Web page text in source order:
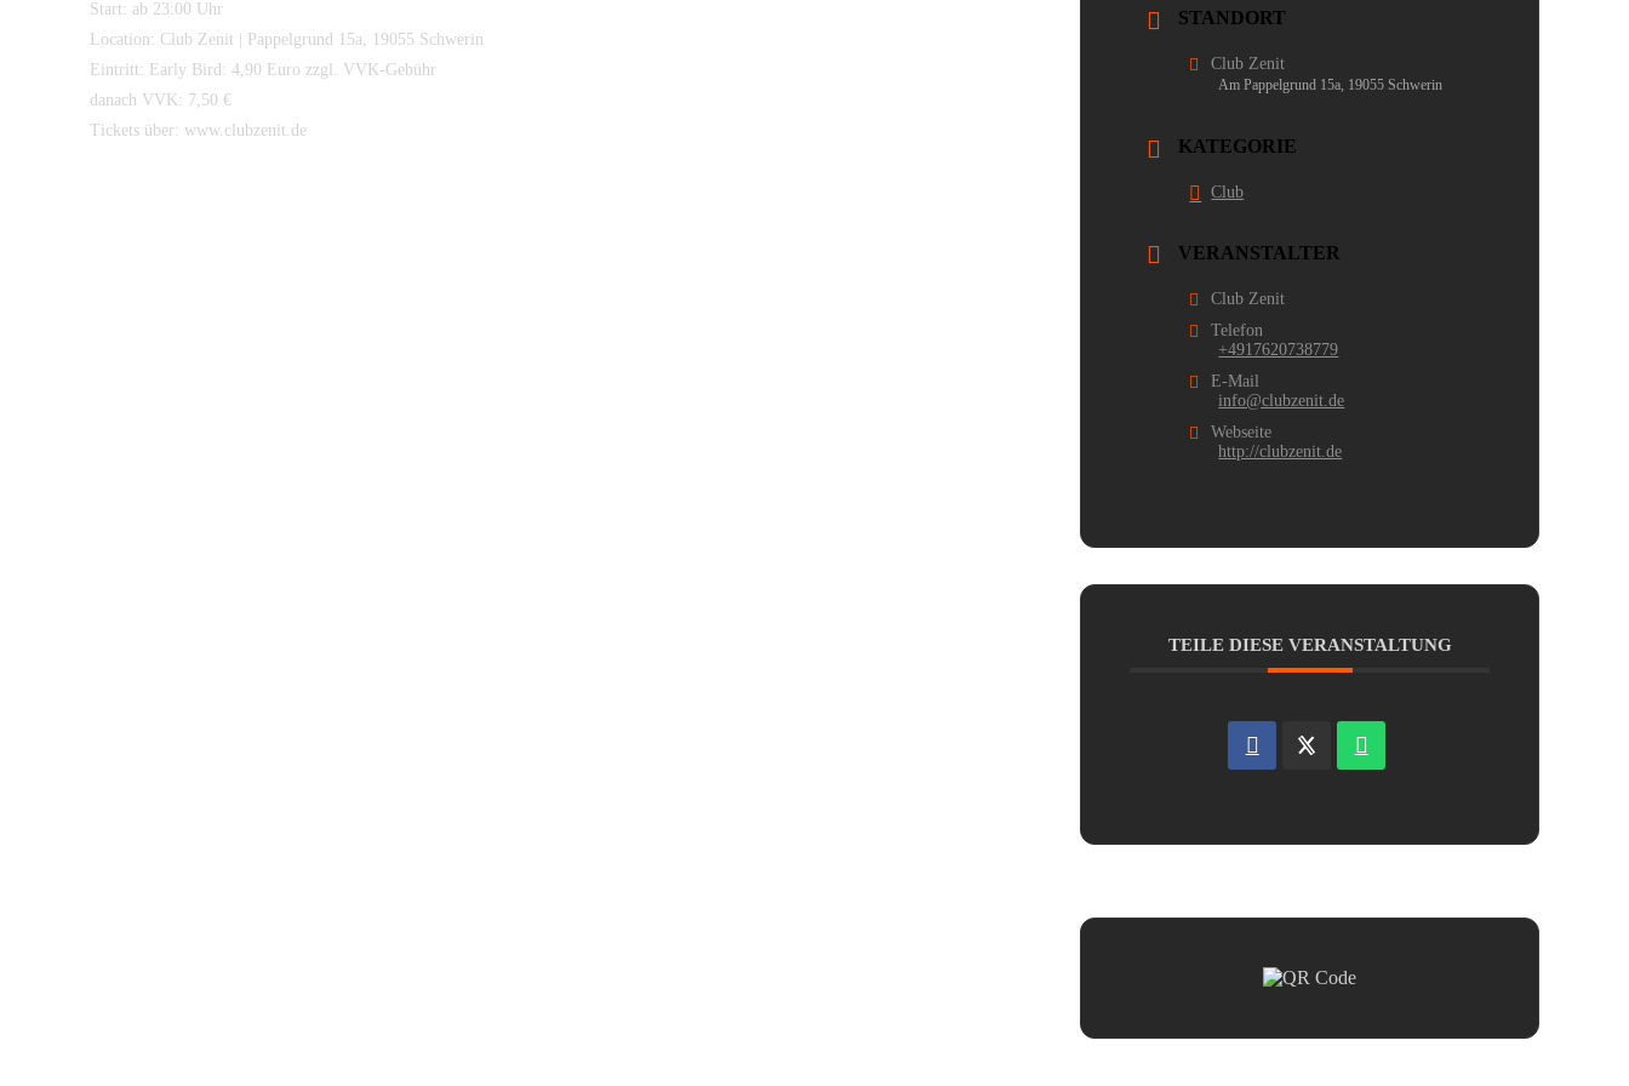
Start: ab 23:00 Uhr
Location: Club Zenit | Pappelgrund 15a, 19055 Schwerin
Eintritt: Early Bird: 4,90 Euro zzgl. VVK-Gebühr
danach VVK: 7,50 €
Tickets über: www.clubzenit.de
STANDORT
Club Zenit
Am Pappelgrund 15a, 19055 Schwerin
KATEGORIE
Club
VERANSTALTER
Club Zenit
Telefon
+4917620738779
E-Mail
info@clubzenit.de
Webseite
http://clubzenit.de
TEILE DIESE VERANSTALTUNG